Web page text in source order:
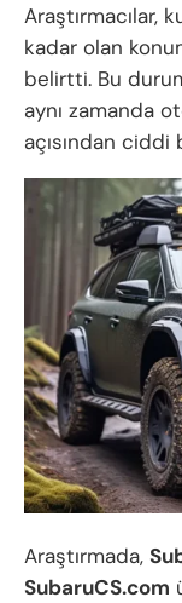
Araştırmacılar,
kadar olan
belirtti. Bu
aynı zamanda
açısından
Araştırmada,
SubaruCS.com